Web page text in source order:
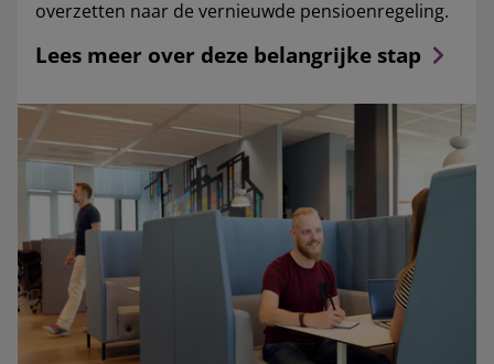
overzetten naar de vernieuwde pensioenregeling.
Lees meer over deze belangrijke stap